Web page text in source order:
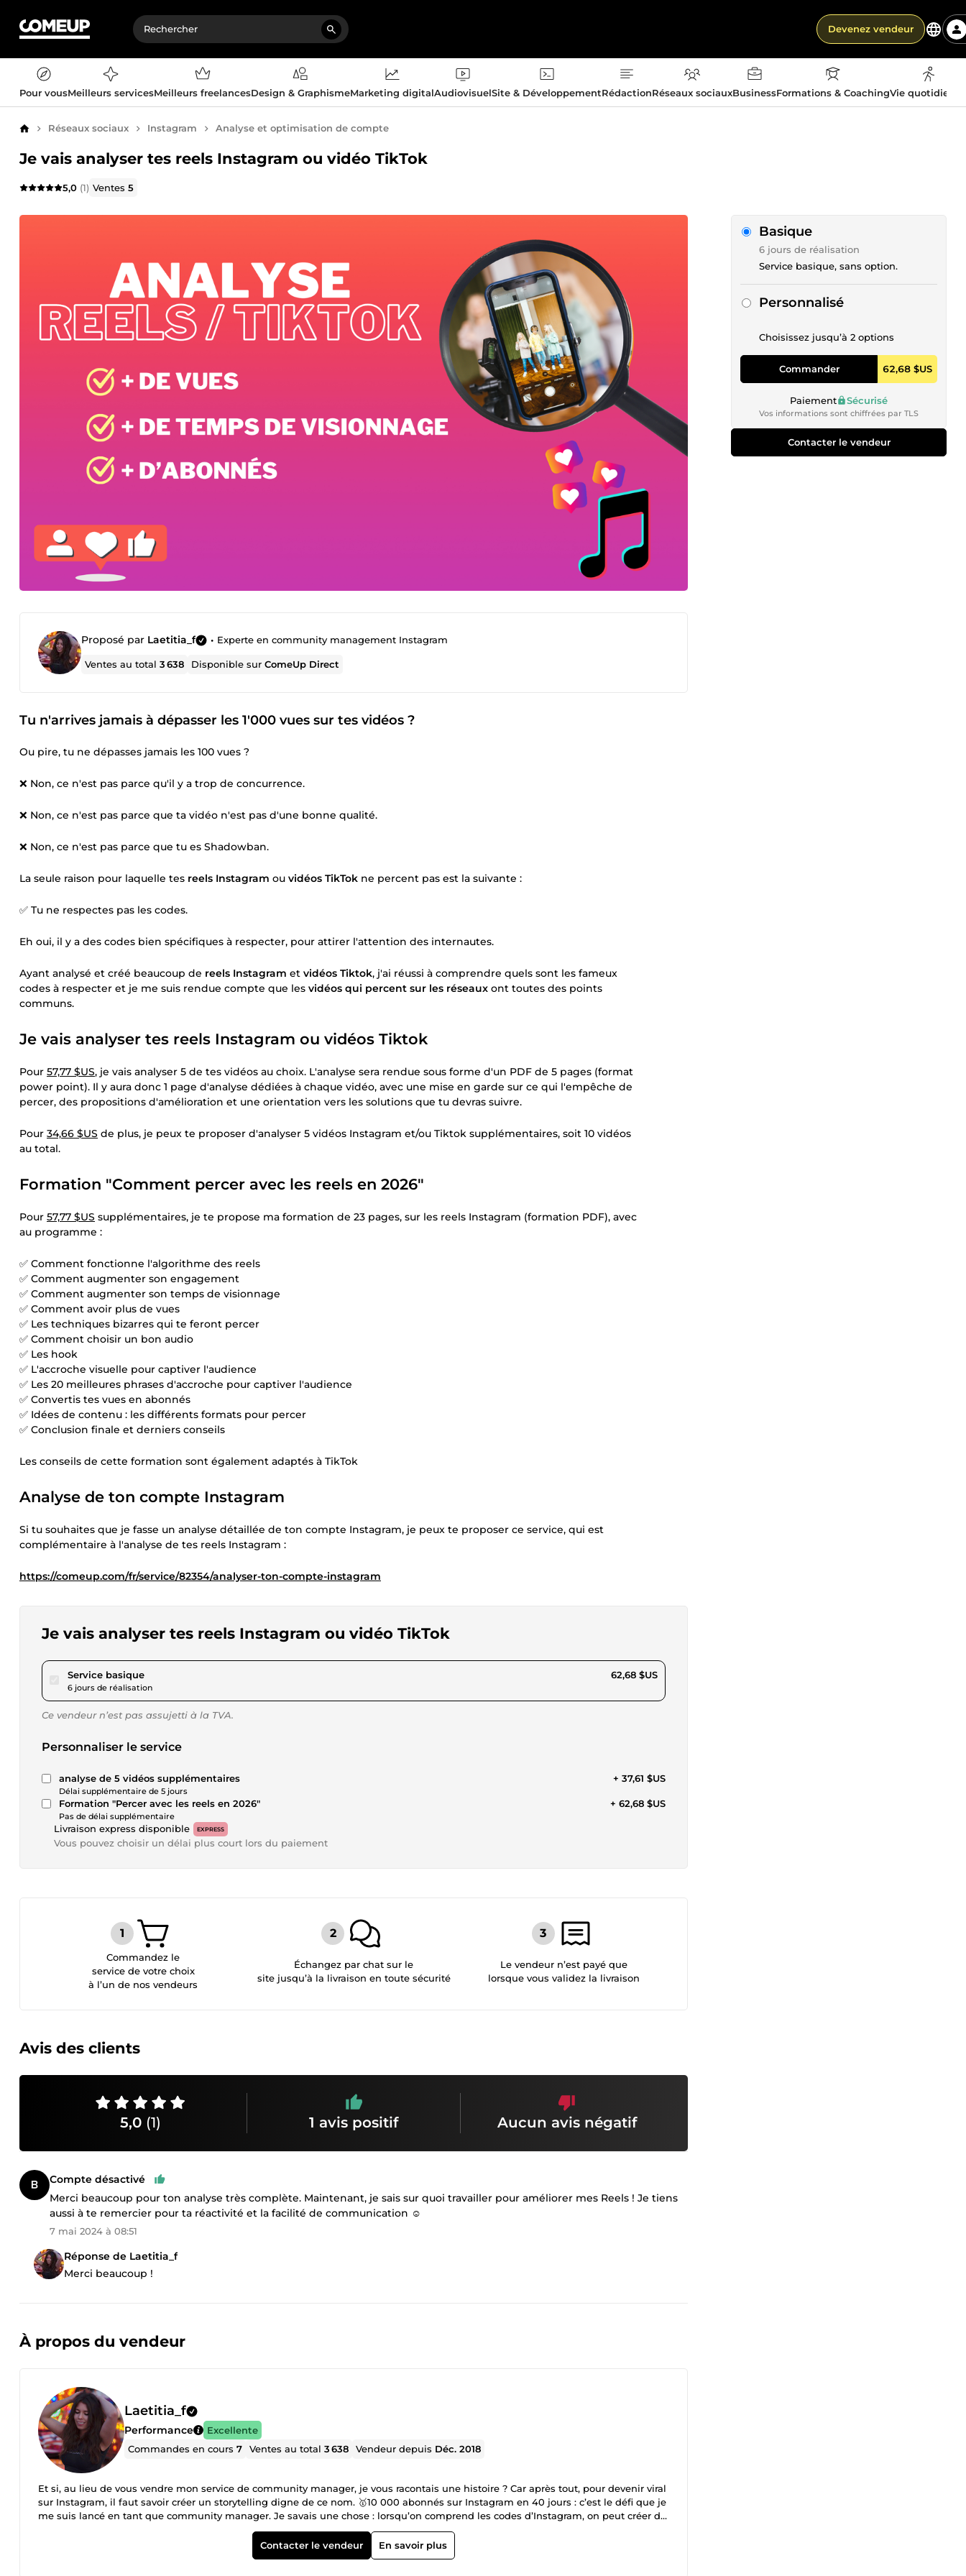
Devenez vendeur
Pour vousMeilleurs servicesMeilleurs freelancesDesign & GraphismeMarketing digitalAudiovisuelSite & DéveloppementRédactionRéseaux sociauxBusinessFormations & CoachingVie
AccueilRéseaux sociaux Instagram Analyse et optimisation de compte
Je vais analyser tes reels Instagram ou vidéo TikTok
5,0 (1) Ventes5
Proposé par Laetitia_f • Experte en community management Instagram
Ventes au total3 638 Disponible surComeUp Direct
Tu n'arrives jamais à dépasser les 1'000 vues sur tes vidéos ?
Ou pire, tu ne dépasses jamais les 100 vues ?
❌ Non, ce n'est pas parce qu'il y a trop de concurrence.
❌ Non, ce n'est pas parce que ta vidéo n'est pas d'une bonne qualité.
❌ Non, ce n'est pas parce que tu es Shadowban.
La seule raison pour laquelle tes reels Instagram ou vidéos TikTok ne percent pas est la suivante :
✅ Tu ne respectes pas les codes.
Eh oui, il y a des codes bien spécifiques à respecter, pour attirer l'attention des internautes.
Ayant analysé et créé beaucoup de reels Instagram et vidéos Tiktok, j'ai réussi à comprendre quels sont les fameux
codes à respecter et je me suis rendue compte que les vidéos qui percent sur les réseaux ont toutes des points
communs.
Je vais analyser tes reels Instagram ou vidéos Tiktok
Pour 57,77 $US, je vais analyser 5 de tes vidéos au choix. L'analyse sera rendue sous forme d'un PDF de 5 pages (format
power point). Il y aura donc 1 page d'analyse dédiées à chaque vidéo, avec une mise en garde sur ce qui l'empêche de
percer, des propositions d'amélioration et une orientation vers les solutions que tu devras suivre.
Pour 34,66 $US de plus, je peux te proposer d'analyser 5 vidéos Instagram et/ou Tiktok supplémentaires, soit 10 vidéos
au total.
Formation "Comment percer avec les reels en 2026"
Pour 57,77 $US supplémentaires, je te propose ma formation de 23 pages, sur les reels Instagram (formation PDF), avec
au programme :
✅ Comment fonctionne l'algorithme des reels
✅ Comment augmenter son engagement
✅ Comment augmenter son temps de visionnage
✅ Comment avoir plus de vues
✅ Les techniques bizarres qui te feront percer
✅ Comment choisir un bon audio
✅ Les hook
✅ L'accroche visuelle pour captiver l'audience
✅ Les 20 meilleures phrases d'accroche pour captiver l'audience
✅ Convertis tes vues en abonnés
✅ Idées de contenu : les différents formats pour percer
✅ Conclusion finale et derniers conseils
Les conseils de cette formation sont également adaptés à TikTok
Analyse de ton compte Instagram
Si tu souhaites que je fasse un analyse détaillée de ton compte Instagram, je peux te proposer ce service, qui est
complémentaire à l'analyse de tes reels Instagram :
https://comeup.com/fr/service/82354/analyser-ton-compte-instagram
Je vais analyser tes reels Instagram ou vidéo TikTok
Service basiquepour 57,77 $US
6 jours de réalisation
62,68 $US
Ce vendeur n’est pas assujetti à la TVA.
Personnaliser le service
analyse de 5 vidéos supplémentaires
Délai supplémentaire de 5 jours
+ 37,61 $US
Formation "Percer avec les reels en 2026"
Pas de délai supplémentaire
+ 62,68 $US
Livraison express disponible EXPRESS
Vous pouvez choisir un délai plus court lors du paiement
Basique
6 jours de réalisation
Service basique, sans option.
Personnalisé
Choisissez jusqu’à 2 options
Commander 62,68 $US
Paiement Sécurisé
Vos informations sont chiffrées par TLS
Contacter le vendeur
Commandez le
service de votre choix
à l’un de nos vendeurs
Échangez par chat sur le
site jusqu’à la livraison en toute sécurité
Le vendeur n’est payé que
lorsque vous validez la livraison
Avis des clients
5,0 (1) 1 avis positif Aucun avis négatif
Compte désactivé
Merci beaucoup pour ton analyse très complète. Maintenant, je sais sur quoi travailler pour améliorer mes Reels ! Je tiens
aussi à te remercier pour ta réactivité et la facilité de communication ☺️
7 mai 2024 à 08:51
Réponse de Laetitia_f
Merci beaucoup !
À propos du vendeur
Laetitia_f
Performance
Excellente
Commandes en cours7 Ventes au total3 638 Vendeur depuis Déc. 2018
Et si, au lieu de vous vendre mon service de community manager, je vous racontais une histoire ? Car après tout, pour devenir viral
sur Instagram, il faut savoir créer un storytelling digne de ce nom. 🥇10 000 abonnés sur Instagram en 40 jours : c’est le défi que je
me suis lancé en tant que community manager. Je savais une chose : lorsqu’on comprend les codes d’Instagram, on peut créer du
contenu viral, peu importe la thématique. J’ai donc créé un compte Instagram dans la thématique du business, puis j’ai écrit ma
stratégie, que j’ai suivie à la lettre. Mon objectif était simple : monter un compte Instagram à 10 000 abonnés en partant de 0, et
en 40 jours. Et devinez combien d’abonnés j’ai obtenus la première semaine ? Vous vous dites probablement 1 000 ? Même pas.
Contacter le vendeur En savoir plus